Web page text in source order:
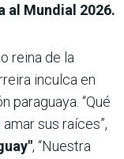
al Mundial 2026.
reina de la
inculca en
paraguaya. “Qué
sus raíces”,
, “Nuestra